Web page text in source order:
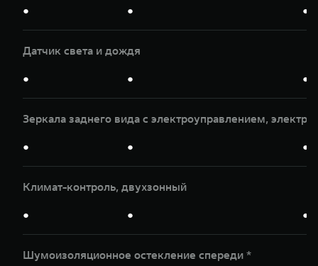
● ● ●
Датчик света и дождя
● ● ●
Зеркала заднего вида с электроуправлением,
● ● ●
Климат-контроль, двухзонный
● ● ●
Шумоизоляционное остекление спереди *